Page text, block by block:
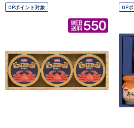
OPポイント対象 OP